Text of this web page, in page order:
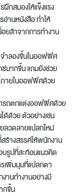
กสมองให้แข็งแรง
านหนังสือ ทำให้
ยล้าจากการทำงาน
ำลองขึ้นในออฟฟิศ
มากขึ้น แถมยังช่วย
ายในออฟฟิศด้วย
รถตกแต่งออฟฟิศด้วย
ด้ด้วย ตัวอย่างเช่น
ลวดลายแปลกใหม่
ร้างสรรค์ให้พนักงาน
บรูปที่สะท้อนแนวคิด
เพิ่มมุมที่แปลกตา
านทำงานอย่างมี
กขึ้น